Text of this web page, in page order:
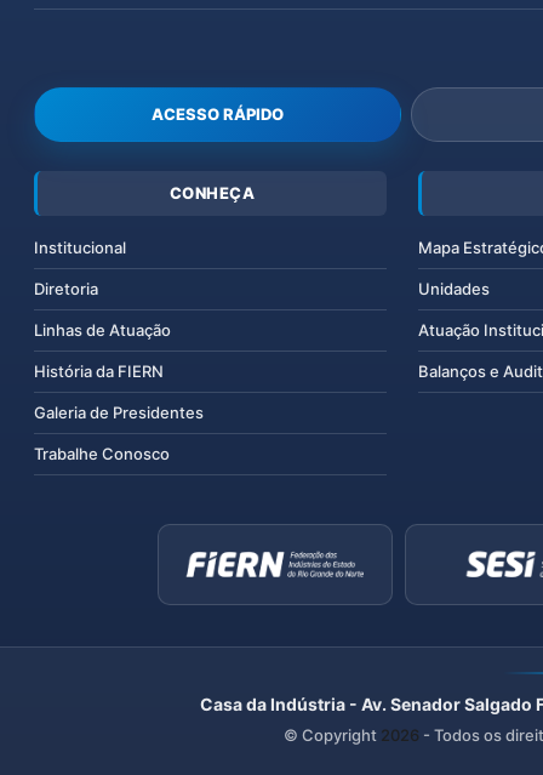
ACESSO RÁPIDO
CONHEÇA
Institucional
Diretoria
Linhas de Atuação
História da FIERN
Galeria de Presidentes
Trabalhe Conosco
Mapa
Unidades
Atuação
Balanços e
Casa da Indústria - Av. Senador
© Copyright 2026 - Todos os